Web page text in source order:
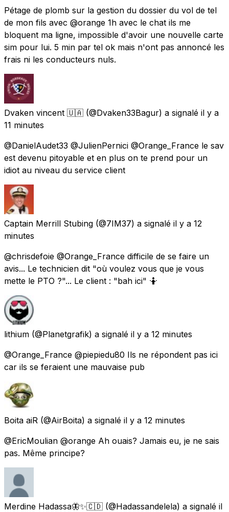
Pétage de plomb sur la gestion du dossier du vol de tel
de mon fils avec @orange 1h avec le chat ils me
bloquent ma ligne, impossible d'avoir une nouvelle carte
sim pour lui. 5 min par tel ok mais n'ont pas annoncé les
frais ni les conducteurs nuls.
Dvaken vincent 🇺🇦 (@Dvaken33Bagur) a signalé il y a
11 minutes
@DanielAudet33 @JulienPernici @Orange_France le sav
est devenu pitoyable et en plus on te prend pour un
idiot au niveau du service client
Captain Merrill Stubing (@7IM37) a signalé il y a 12
minutes
@chrisdefoie @Orange_France difficile de se faire un
avis... Le technicien dit "où voulez vous que je vous
mette le PTO ?"... Le client : "bah ici" 🤷
lithium (@Planetgrafik) a signalé il y a 12 minutes
@Orange_France @piepiedu80 Ils ne répondent pas ici
car ils se feraient une mauvaise pub
Boita aiR (@AirBoita) a signalé il y a 12 minutes
@EricMoulian @orange Ah ouais? Jamais eu, je ne sais
pas. Même principe?
Merdine Hadassa🦋✨🇨🇩 (@Hadassandelela) a signalé il